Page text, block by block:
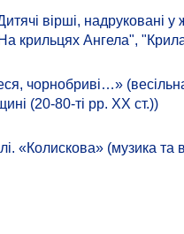
вірші, надруковані у
крильцях Ангела",
чорнобриві…»
(20-80-ті рр. ХХ ст.))
«Колискова» (музика та